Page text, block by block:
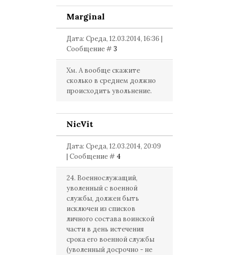
Marginal
Дата: Среда, 12.03.2014, 16:36 |
Сообщение #3
Хм. А вообще скажите
сколько в среднем должно
происходить увольнение.
NicVit
Дата: Среда, 12.03.2014, 20:09
| Сообщение #4
24. Военнослужащий,
уволенный с военной
службы, должен быть
исключен из списков
личного состава воинской
части в день истечения
срока его военной службы
(уволенный досрочно - не